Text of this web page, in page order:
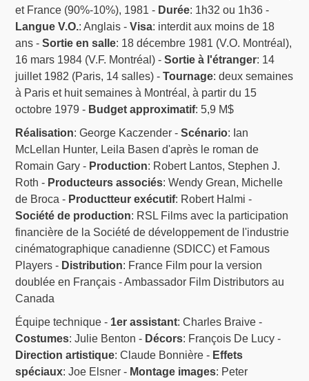
et France (90%-10%), 1981 - Durée: 1h32 ou 1h36 -
Langue V.O.: Anglais -Visa: interdit aux moins de 18
ans -Sortie en salle: 18 décembre 1981 (V.O. Montréal),
16 mars 1984 (V.F. Montréal) -Sortie à l'étranger: 14
juillet 1982 (Paris, 14 salles) -Tournage: deux semaines
à Paris et huit semaines à Montréal, à partir du 15
octobre 1979 - Budget approximatif: 5,9 M$
Réalisation: George Kaczender -Scénario: Ian
McLellan Hunter, Leila Basen d'après le roman de
Romain Gary - Production: Robert Lantos, Stephen J.
Roth - Producteurs associés: Wendy Grean, Michelle
de Broca - Productteur exécutif: Robert Halmi -
Société de production: RSL Films avec la participation
financière de la Société de développement de l'industrie
cinématographique canadienne (SDICC) et Famous
Players - Distribution: France Film pour la version
doublée en Français - Ambassador Film Distributors au
Canada
Équipe technique - 1er assistant: Charles Braive -
Costumes: Julie Benton - Décors: François De Lucy -
Direction artistique: Claude Bonnière - Effets
spéciaux: Joe Elsner - Montage images: Peter